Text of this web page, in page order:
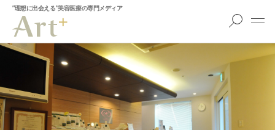
”理想に出会える”美容医療の専門メディア